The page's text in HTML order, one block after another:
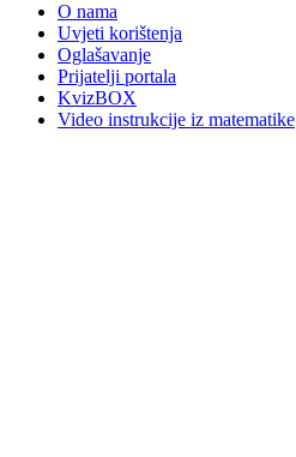
O nama
Uvjeti korištenja
Oglašavanje
Prijatelji portala
KvizBOX
Video instrukcije iz matematike